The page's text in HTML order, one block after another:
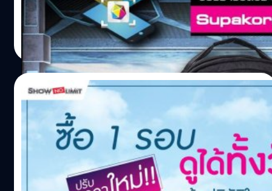
โชคดีเวลา 18.00…
กระเป๋าเป้ PUBG ลิขสิทธิ์แท้ จำนวน 1 รางวัล ผู้โชคดีคือ
Supakorn Supattarakit ใครที่พลาดรางวัลไป ก็ยังสามารถนำ
โค้ดมากรอกในแอปฯ Thailand Game Show เพื่อลุ้นรางวัล
กันได้ในวันอื่นๆอีก จนกว่าจะจบกิจกรรม สามารถร่วมลุ้นกันได้
ทุกวันตั้งแต่ 10 โมงเช้าเป็นต้นไป และจะมีการประกาศผลตอน
6 โมงเย็นของทุกวัน ยิ่งซื้อมากก็มีสิทธิ์ลุ้นรางวัลมากขึ้น! กติกา
พร้อมลุ้นของรางวัล : https://goo.gl/ZA5hou ดาวน์โหลด
แอปฯ TrueMoney Wallet เพื่อซื้อบัตร
: https://goo.gl/Pb3jgq ดาวน์โหลดแอปฯ Thailand Game
Show เพื่อลุ้นรางวัล Android : https://goo.gl/TKFWwZ
iOS : https://goo.gl/tsX83z ขออภัยในความไม่สะดวกด้วย
ค่า สำหรับใครที่พบปัญหาไม่สามารถกรอกโค้ดเพื่อร่วมสนุก
ลุ้นรางวัลกิจกรรม TGS…
salinee tintumrong| 2846 days ago
Read More
23/10/2018
โอตะต้องรู้!! “TrueID Presents BNK48 E-
Sports Day” ปรับราคาใหม่ ซื้อบัตร 1 รอบ ดู
ได้ทั้งวัน!!
? ประกาศจากทีมงาน Thailand Game Show 2018 เกี่ยวกับ
งาน TrueID Presents BNK48 E-Sports Day ในวันที่ 26 - 28